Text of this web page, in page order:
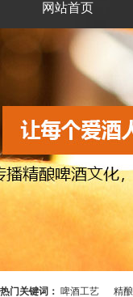
网站首页
热门关键词： 啤酒工艺 精